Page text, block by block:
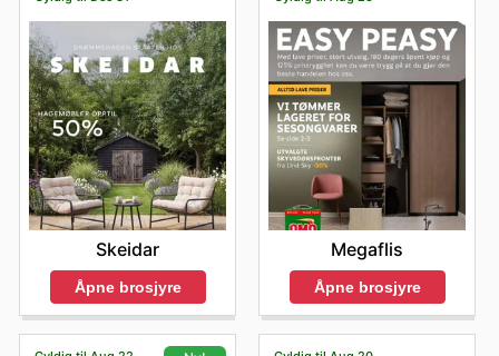
butikk.
Skeidar
Åpne brosjyre
Megaflis
Åpne brosjyre